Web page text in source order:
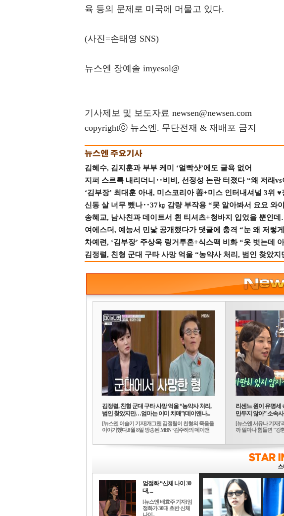
육 등의 문제로 미국에 머물고 있다.
(사진=손태영 SNS)
뉴스엔 장예솔 imyesol@
기사제보 및 보도자료 newsen@newsen.com
copyrightⓒ 뉴스엔. 무단전재 & 재배포 금지
김혜수, 김지훈과 부부 케미 ‘얼빡샷’에도 굴욕 없어
지퍼 스르륵 내리더니‥비비, 선정성 논란 터졌다 “왜 저래vs
‘김부장’ 최대훈 아내, 미스코리아 善+미스 인터내셔널 3위
신동 살 너무 뺐나‥37㎏ 감량 부작용 “못 알아봐서 요요 와
송혜교, 남사친과 데이트서 흰 티셔츠+청바지 입었을 뿐인
여에스더, 예능서 민낯 공개했다가 댓글에 충격 “눈 왜 저렇
차예련, ‘김부장’ 주상욱 링거투혼+식스팩 비화 “옷 벗는데
김정렬, 친형 군대 구타 사망 억울 “농약사 처리, 범인 찾았
김정렬, 친형 군대 구타 사망 억울 “농약사 처리,
범인 찾았지만…엄마는 이미 치매”(데이앤나...
[뉴스엔 이슬기 기자]개그맨 김정렬이 친형의 죽음을
이야기했다.8월 8일 방송된 MBN ‘김주하의 데이앤
리센느 원이 유명세
만두지 않아” 소속
[뉴스엔 서유나 기자]'
까 얼마나 힘들면 "강
엄정화 “신체 나이 30
대, ...
[뉴스엔 배효주 기자]엄
정화가 30대 초반 신체
나이..